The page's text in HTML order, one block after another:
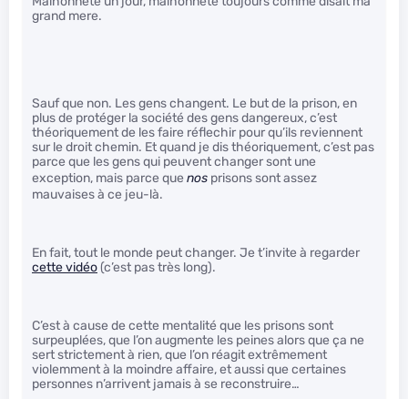
grand mere.
Sauf que non. Les gens changent. Le but de la prison, en
plus de protéger la société des gens dangereux, c’est
théoriquement de les faire réflechir pour qu’ils reviennent
sur le droit chemin. Et quand je dis théoriquement, c’est pas
parce que les gens qui peuvent changer sont une
exception, mais parce que nos prisons sont assez
mauvaises à ce jeu-là.
En fait, tout le monde peut changer. Je t’invite à regarder
cette vidéo(c’est pas très long).
C’est à cause de cette mentalité que les prisons sont
surpeuplées, que l’on augmente les peines alors que ça ne
sert strictement à rien, que l’on réagit extrêmement
violemment à la moindre affaire, et aussi que certaines
personnes n’arrivent jamais à se reconstruire…